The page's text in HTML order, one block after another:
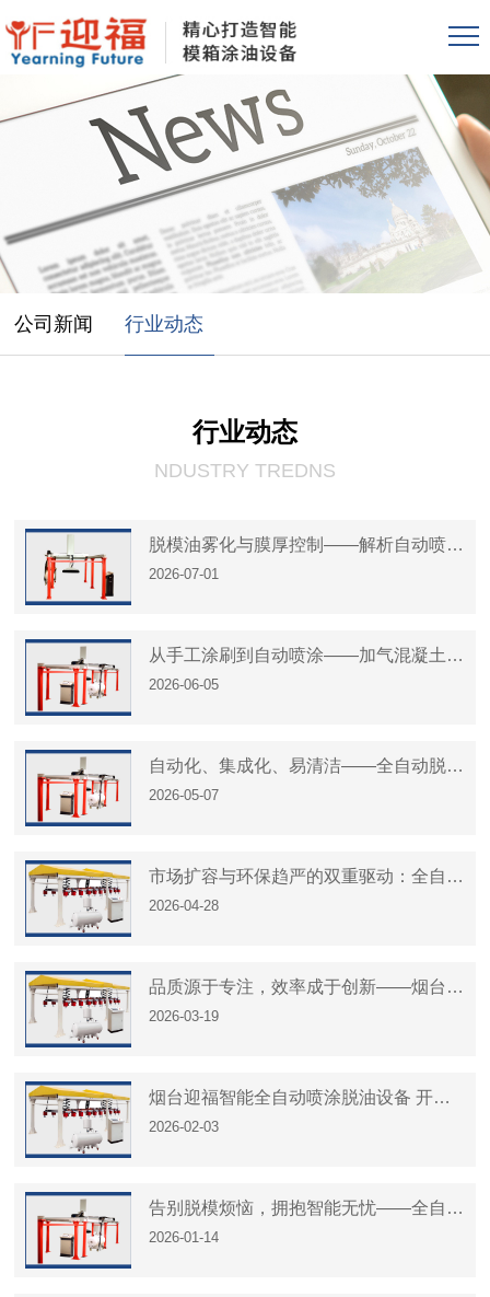
公司新闻 行业动态
行业动态
NDUSTRY TREDNS
脱模油雾化与膜厚控制——解析自动喷涂
设备的核心技术逻辑
2026-07-01
从手工涂刷到自动喷涂——加气混凝土与
预制构件行业脱模工艺的演进
2026-06-05
自动化、集成化、易清洁——全自动脱模
油设备的技术演进路径
2026-05-07
市场扩容与环保趋严的双重驱动：全自动
脱模油喷涂设备的行业机遇
2026-04-28
品质源于专注，效率成于创新——烟台迎
福智能，以科技重塑脱油工艺
2026-03-19
烟台迎福智能全自动喷涂脱油设备 开启
快速生产新时代
2026-02-03
告别脱模烦恼，拥抱智能无忧——全自动
喷涂脱油设备，让生产更省心、更快速
2026-01-14